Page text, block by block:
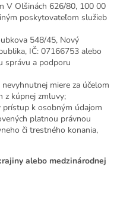
V Olšinách 626/80, 100 00
poskytovateľom služieb
548/45, Nový
IČ: 07166753 alebo
správu a podporu
miere za účelom
z kúpnej zmluvy;
k osobným údajom
platnou právnou
či trestného konania,
alebo medzinárodnej